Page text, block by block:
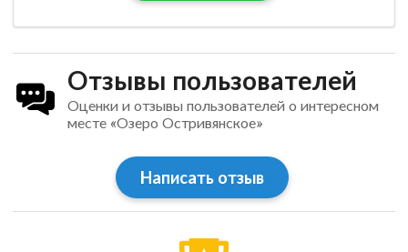
Отзывы пользователей
Оценки и отзывы пользователей о интересном
месте «Озеро Остривянское»
Написать отзыв